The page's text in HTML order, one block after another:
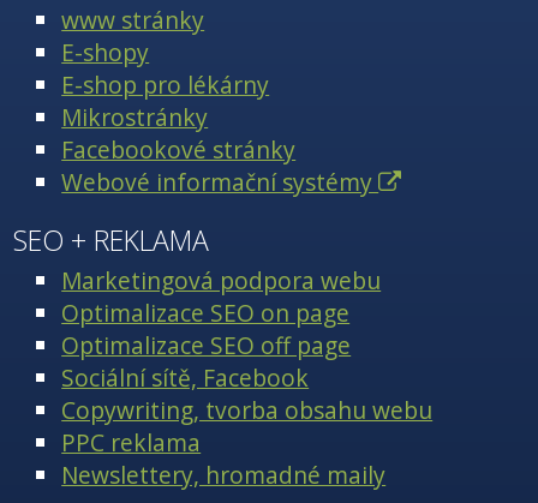
www stránky
E-shopy
E-shop pro lékárny
Mikrostránky
Facebookové stránky
Webové informační systémy
SEO + REKLAMA
Marketingová podpora webu
Optimalizace SEO on page
Optimalizace SEO off page
Sociální sítě, Facebook
Copywriting, tvorba obsahu webu
PPC reklama
Newslettery, hromadné maily